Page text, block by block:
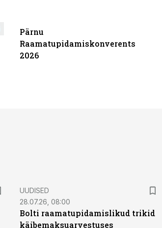
Pärnu
Raamatupidamiskonverents
2026
UUDISED
28.07.26, 08:00
Bolti raamatupidamislikud trikid
käibemaksuarvestuses